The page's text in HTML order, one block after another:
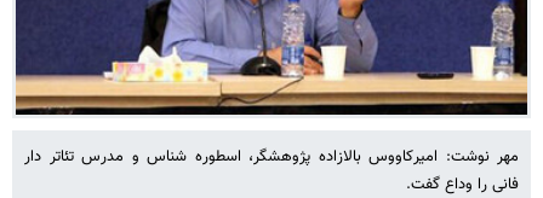
مهر نوشت: امیرکاووس بالازاده پژوهشگر، اسطوره شناس و مدرس تئاتر دار
فانی را وداع گفت.